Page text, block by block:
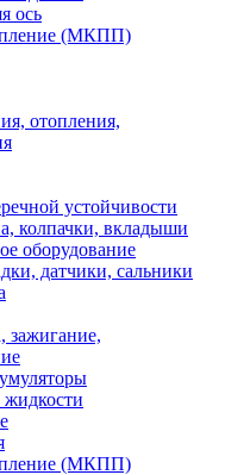
ось
(МКПП)
отопления,
устойчивости
колпачки, вкладыши
оборудование
датчики, сальники
зажигание,
(МКПП)